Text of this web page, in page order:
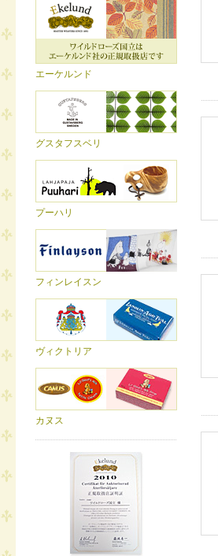
エーケルンド
グスタフスベリ
プーハリ
フィンレイスン
ヴィクトリア
カヌス